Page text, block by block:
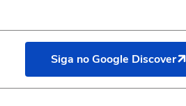
Siga no Google Discover